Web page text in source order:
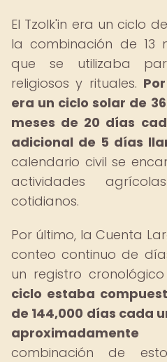
El Tzolk'in era un ciclo
la combinación de 13
que se utilizaba
religiosos y rituales.
era un ciclo solar de
meses de 20 días
adicional de 5 días
calendario civil se
actividades
cotidianos.
Por último, la Cuenta
conteo continuo de
un registro
ciclo estaba
de 144,000 días cada
combinación de